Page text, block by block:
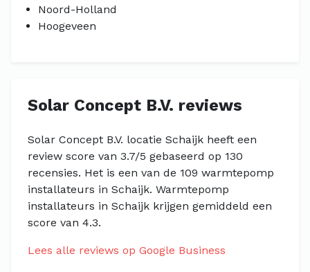
Noord-Holland
Hoogeveen
Solar Concept B.V. reviews
Solar Concept B.V. locatie Schaijk heeft een
review score van 3.7/5 gebaseerd op 130
recensies. Het is een van de 109 warmtepomp
installateurs in Schaijk. Warmtepomp
installateurs in Schaijk krijgen gemiddeld een
score van 4.3.
Lees alle reviews op Google Business